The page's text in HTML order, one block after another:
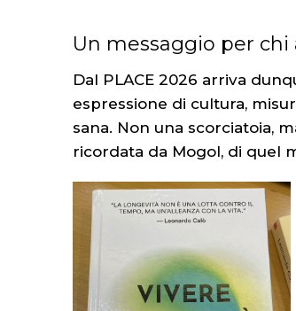
Un messaggio per
Dal PLACE 2026 arriva
espressione di cultura,
sana. Non una scorciatoia,
ricordata da Mogol, di quel